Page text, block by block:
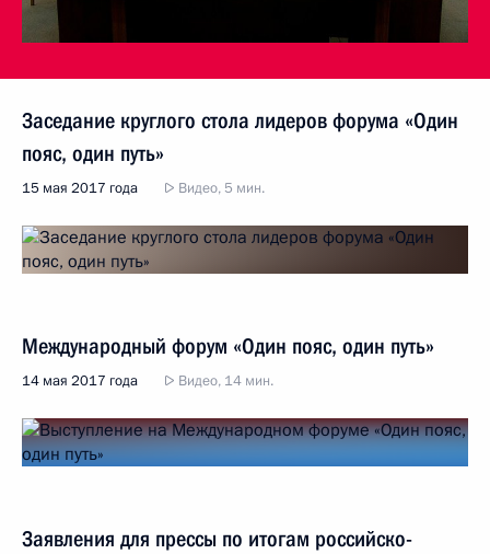
Заседание круглого стола лидеров форума «Один
пояс, один путь»
15 мая 2017 года Видео, 5 мин.
Международный форум «Один пояс, один путь»
14 мая 2017 года Видео, 14 мин.
Заявления для прессы по итогам российско-